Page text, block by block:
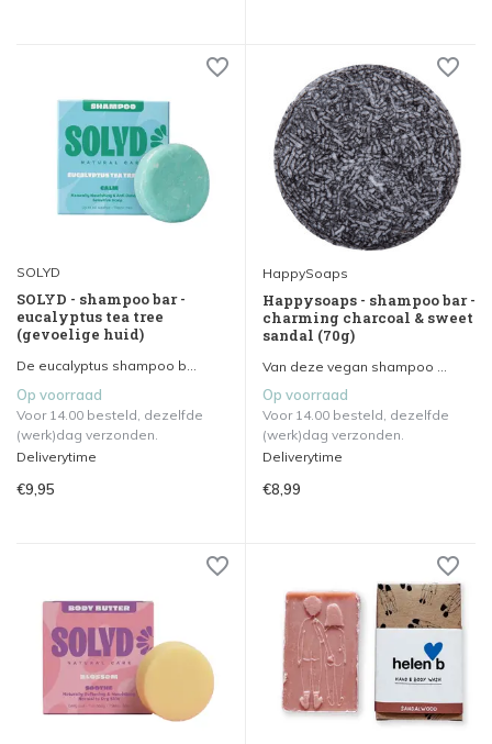
SOLYD
SOLYD - shampoo bar -
eucalyptus tea tree
(gevoelige huid)
De eucalyptus shampoo b...
Op voorraad
Voor 14.00 besteld, dezelfde
(werk)dag verzonden.
Deliverytime
€9,95
HappySoaps
Happysoaps - shampoo bar -
charming charcoal & sweet
sandal (70g)
Van deze vegan shampoo ...
Op voorraad
Voor 14.00 besteld, dezelfde
(werk)dag verzonden.
Deliverytime
€8,99